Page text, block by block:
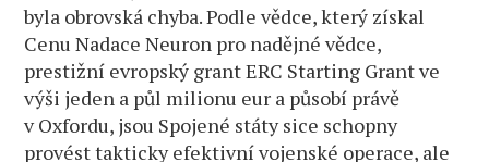
byla obrovská chyba. Podle vědce, který získal
Cenu Nadace Neuron pro nadějné vědce,
prestižní evropský grant ERC Starting Grant ve
výši jeden a půl milionu eur a působí právě
v Oxfordu, jsou Spojené státy sice schopny
provést takticky efektivní vojenské operace, ale